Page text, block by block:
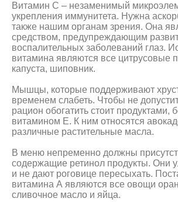
Витамин С – незаменимый
укрепления иммунитета. Нужна
также нашим органам зрения. Она
средством, предупреждающим
воспалительных заболеваний глаз.
витамина являются все цитрусовые
капуста, шиповник.
Мышцы, которые поддерживают
временем слабеть. Чтобы не
рацион обогатить стоит продуктами,
витамином Е. К ним относятся
различные растительные масла.
В меню непременно должны
содержащие ретинол продукты. Они
и не дают роговице пересыхать.
витамина А являются все овощи
сливочное масло и яйца.